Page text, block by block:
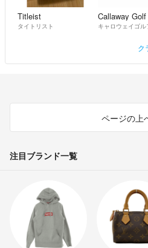
承知致しました。因みに、購入時の
お願い致します。
お手数をお掛けし申し訳ございませ
申し訳ありません。明日の午前中ま
ご回答ありがとうございます。
承知いたしました。
立て続けですみません。
シャフトの長さはグリップエンドか
Titleist
タイトリスト
Callaway Golf
キャロウェイゴル
ク
ページの上
注目ブランド一覧